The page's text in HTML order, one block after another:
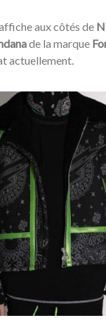
aux côtés de
de la marque
actuellement.